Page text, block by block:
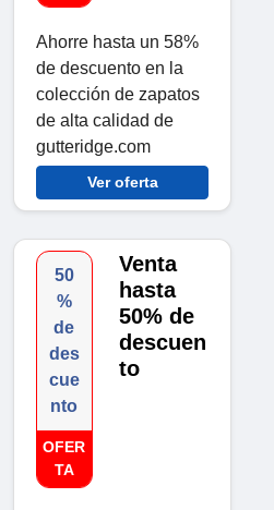
Ahorre hasta un 58%
de descuento en la
colección de zapatos
de alta calidad de
gutteridge.com
Ver oferta
50
%
de
des
cue
nto
OFER
TA
Venta
hasta
50% de
descuen
to